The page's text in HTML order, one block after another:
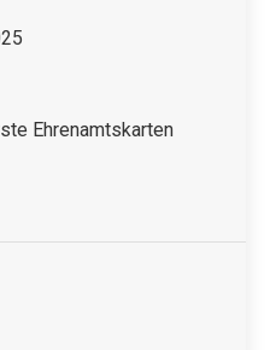
Ehrenamtskarten